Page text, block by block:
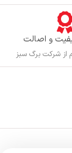
و اصالت
شرکت برگ سبز